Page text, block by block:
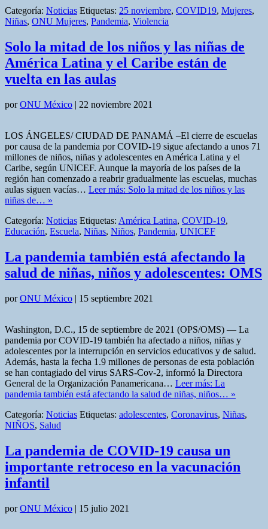
Categoría: Noticias Etiquetas: 25 noviembre, COVID19, Mujeres,
Niñas, ONU Mujeres, Pandemia, Violencia
Solo la mitad de los niños y las niñas de
América Latina y el Caribe están de
vuelta en las aulas
porONU México | 22 noviembre 2021
LOS ÁNGELES/ CIUDAD DE PANAMÁ –El cierre de escuelas
por causa de la pandemia por COVID-19 sigue afectando a unos 71
millones de niños, niñas y adolescentes en América Latina y el
Caribe, según UNICEF. Aunque la mayoría de los países de la
región han comenzado a reabrir gradualmente las escuelas, muchas
aulas siguen vacías… Leer más: Solo la mitad de los niños y las
niñas de… »
Categoría: Noticias Etiquetas: América Latina, COVID-19,
Educación, Escuela, Niñas, Niños, Pandemia, UNICEF
La pandemia también está afectando la
salud de niñas, niños y adolescentes: OMS
porONU México | 15 septiembre 2021
Washington, D.C., 15 de septiembre de 2021 (OPS/OMS) — La
pandemia por COVID-19 también ha afectado a niños, niñas y
adolescentes por la interrupción en servicios educativos y de salud.
Además, hasta la fecha 1.9 millones de personas de esta población
se han contagiado del virus SARS-Cov-2, informó la Directora
General de la Organización Panamericana… Leer más: La
pandemia también está afectando la salud de niñas, niños… »
Categoría: Noticias Etiquetas: adolescentes, Coronavirus, Niñas,
NIÑOS, Salud
La pandemia de COVID-19 causa un
importante retroceso en la vacunación
infantil
porONU México | 15 julio 2021